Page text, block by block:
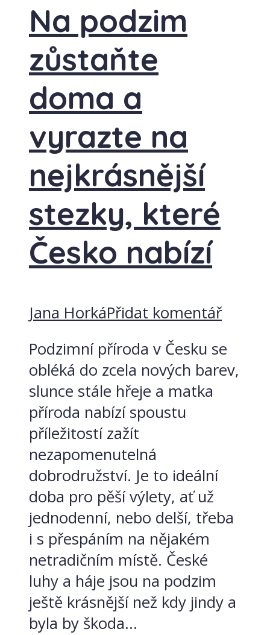
Na podzim
zůstaňte
doma a
vyrazte na
nejkrásnější
stezky, které
Česko nabízí
Jana HorkáPřidat komentář
Podzimní příroda v Česku se
obléká do zcela nových barev,
slunce stále hřeje a matka
příroda nabízí spoustu
příležitostí zažít
nezapomenutelná
dobrodružství. Je to ideální
doba pro pěší výlety, ať už
jednodenní, nebo delší, třeba
i s přespáním na nějakém
netradičním místě. České
luhy a háje jsou na podzim
ještě krásnější než kdy jindy a
byla by škoda...